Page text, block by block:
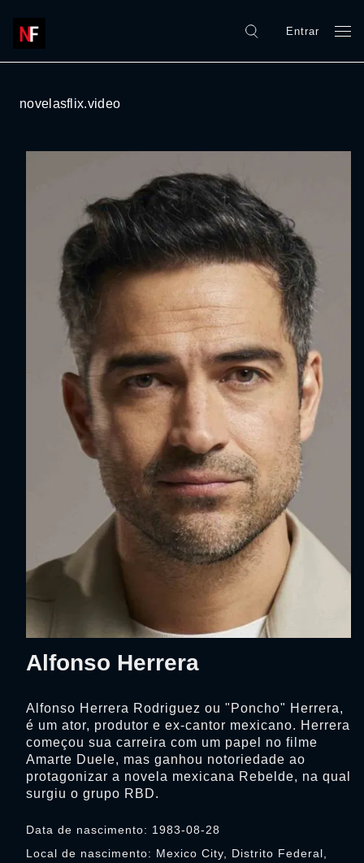
Entrar
novelasflix.video
Alfonso Herrera
Data de nascimento: 1983-08-28
Local de nascimento: Mexico City, Distrito Federal,
Alfonso Herrera Rodriguez ou "Poncho" Herrera,
é um ator, produtor e ex-cantor mexicano. Herrera
começou sua carreira com um papel no filme
Amarte Duele, mas ganhou notoriedade ao
protagonizar a novela mexicana Rebelde, na qual
surgiu o grupo RBD.